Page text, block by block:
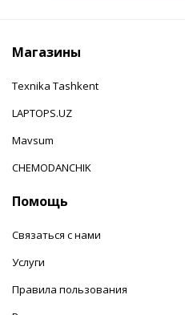
Магазины
Texnika Tashkent
LAPTOPS.UZ
Mavsum
CHEMODANCHIK
Помощь
Связаться с нами
Услуги
Правила пользования